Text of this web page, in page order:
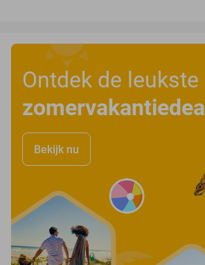
Ontdek de leukste
Bekijk nu